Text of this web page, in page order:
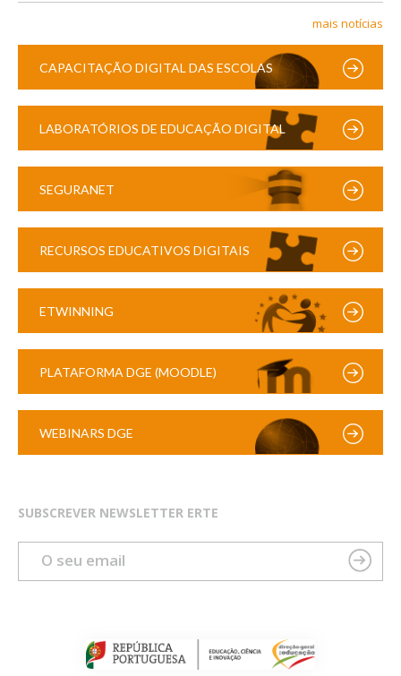
mais notícias
CAPACITAÇÃO DIGITAL DAS ESCOLAS
LABORATÓRIOS DE EDUCAÇÃO DIGITAL
SEGURANET
RECURSOS EDUCATIVOS DIGITAIS
ETWINNING
PLATAFORMA DGE (MOODLE)
WEBINARS DGE
SUBSCREVER NEWSLETTER ERTE